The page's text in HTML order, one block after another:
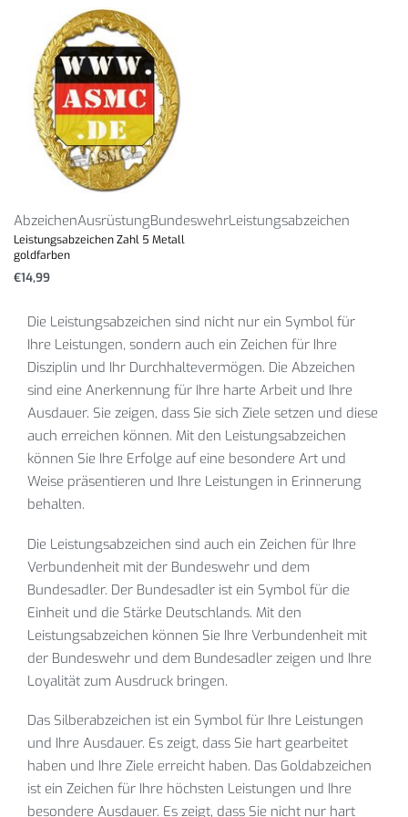
AbzeichenAusrüstungBundeswehrLeistungsabzeichen
Leistungsabzeichen Zahl 5 Metall
goldfarben
€14,99
Die Leistungsabzeichen sind nicht nur ein Symbol für
Ihre Leistungen, sondern auch ein Zeichen für Ihre
Disziplin und Ihr Durchhaltevermögen. Die Abzeichen
sind eine Anerkennung für Ihre harte Arbeit und Ihre
Ausdauer. Sie zeigen, dass Sie sich Ziele setzen und diese
auch erreichen können. Mit den Leistungsabzeichen
können Sie Ihre Erfolge auf eine besondere Art und
Weise präsentieren und Ihre Leistungen in Erinnerung
behalten.
Die Leistungsabzeichen sind auch ein Zeichen für Ihre
Verbundenheit mit der Bundeswehr und dem
Bundesadler. Der Bundesadler ist ein Symbol für die
Einheit und die Stärke Deutschlands. Mit den
Leistungsabzeichen können Sie Ihre Verbundenheit mit
der Bundeswehr und dem Bundesadler zeigen und Ihre
Loyalität zum Ausdruck bringen.
Das Silberabzeichen ist ein Symbol für Ihre Leistungen
und Ihre Ausdauer. Es zeigt, dass Sie hart gearbeitet
haben und Ihre Ziele erreicht haben. Das Goldabzeichen
ist ein Zeichen für Ihre höchsten Leistungen und Ihre
besondere Ausdauer. Es zeigt, dass Sie nicht nur hart